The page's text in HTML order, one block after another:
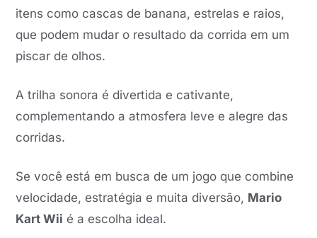
itens como cascas de banana, estrelas e raios,
que podem mudar o resultado da corrida em um
piscar de olhos.
A trilha sonora é divertida e cativante,
complementando a atmosfera leve e alegre das
corridas.
Se você está em busca de um jogo que combine
velocidade, estratégia e muita diversão, Mario
Kart Wii é a escolha ideal.